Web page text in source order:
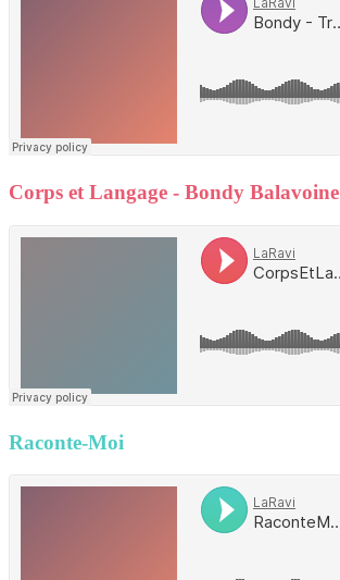
Corps et Langage - Bondy Balavoine
Raconte-Moi